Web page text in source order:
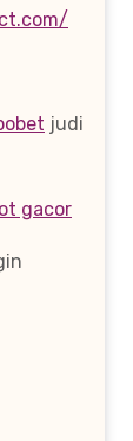
judi
gacor